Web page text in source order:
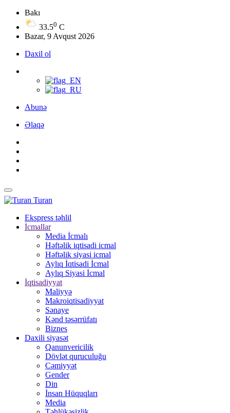
Bakı
33.50 C
Bazar, 9 Avqust 2026
Daxil ol
Abunə
Əlaqə
Turan
Ekspress təhlil
İcmallar
Media İcmalı
Həftəlik iqtisadi icmal
Həftəlik siyasi icmal
Aylıq İqtisadi İcmal
Aylıq Siyasi İcmal
İqtisadiyyat
Maliyyə
Makroiqtisadiyyat
Sənaye
Kənd təsərrüfatı
Biznes
Daxili siyasət
Qanunvericilik
Dövlət quruculuğu
Cəmiyyət
Gender
Din
İnsan Hüquqları
Media